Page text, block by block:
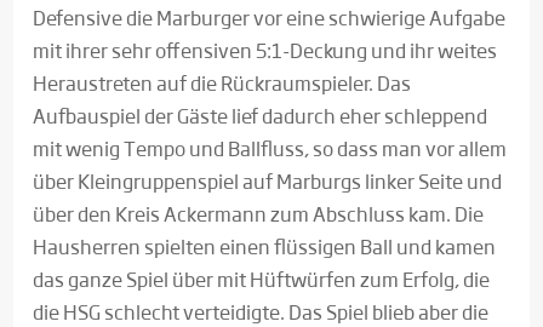
Defensive die Marburger vor eine schwierige Aufgabe
mit ihrer sehr offensiven 5:1-Deckung und ihr weites
Heraustreten auf die Rückraumspieler. Das
Aufbauspiel der Gäste lief dadurch eher schleppend
mit wenig Tempo und Ballfluss, so dass man vor allem
über Kleingruppenspiel auf Marburgs linker Seite und
über den Kreis Ackermann zum Abschluss kam. Die
Hausherren spielten einen flüssigen Ball und kamen
das ganze Spiel über mit Hüftwürfen zum Erfolg, die
die HSG schlecht verteidigte. Das Spiel blieb aber die